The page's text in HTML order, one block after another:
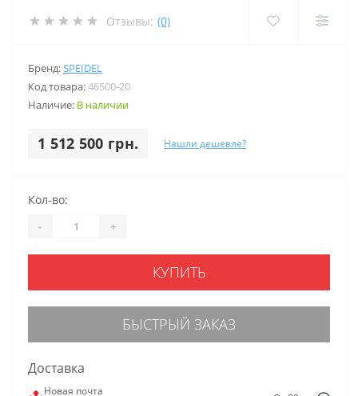
Отзывы: (0)
Бренд:SPEIDEL
Код товара:46500-20
Наличие: В наличии
1 512 500 грн. Нашли дешевле?
Кол-во:
- +
КУПИТЬ
БЫСТРЫЙ ЗАКАЗ
Доставка
Новая почта